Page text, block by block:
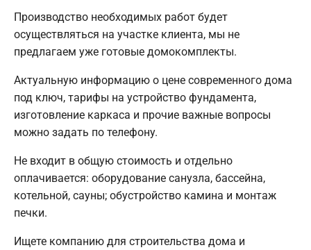
Производство необходимых работ будет
осуществляться на участке клиента, мы не
предлагаем уже готовые домокомплекты.
Актуальную информацию о цене современного дома
под ключ, тарифы на устройство фундамента,
изготовление каркаса и прочие важные вопросы
можно задать по телефону.
Не входит в общую стоимость и отдельно
оплачивается: оборудование санузла, бассейна,
котельной, сауны; обустройство камина и монтаж
печки.
Ищете компанию для строительства дома и